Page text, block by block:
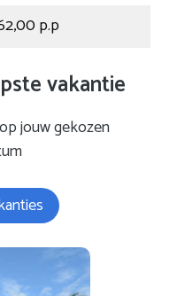
p.p
vakantie
jouw gekozen